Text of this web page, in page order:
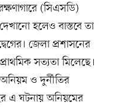
(সিএসডি)
হলেও বাস্তবে তা
জেলা প্রশাসনের
সত্যতা মিলেছে।
ও দুর্নীতির
এ ঘটনায় অনিয়মের